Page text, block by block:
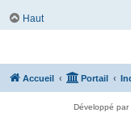
Haut
Accueil Portail
Développé par